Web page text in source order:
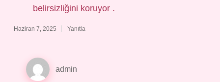
belirsizliğini koruyor .
Haziran 7, 2025 Yanıtla
admin